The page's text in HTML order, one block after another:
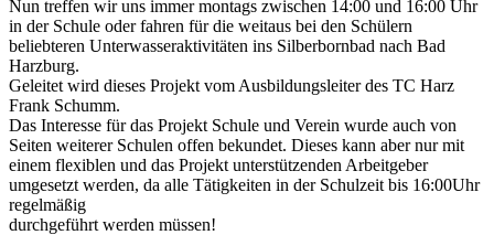
Nun treffen wir uns immer montags zwischen 14:00 und 16:00 Uhr
in der Schule oder fahren für die weitaus bei den Schülern
beliebteren Unterwasseraktivitäten ins Silberbornbad nach Bad
Harzburg.
Geleitet wird dieses Projekt vom Ausbildungsleiter des TC Harz
Frank Schumm.
Das Interesse für das Projekt Schule und Verein wurde auch von
Seiten weiterer Schulen offen bekundet. Dieses kann aber nur mit
einem flexiblen und das Projekt unterstützenden Arbeitgeber
umgesetzt werden, da alle Tätigkeiten in der Schulzeit bis 16:00Uhr
regelmäßig
durchgeführt werden müssen!